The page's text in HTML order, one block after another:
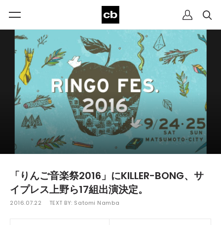
「りんご音楽祭2016」にKILLER-BONG、サ
イプレス上野ら17組出演決定。
2016.07.22 TEXT BY: Satomi Namba